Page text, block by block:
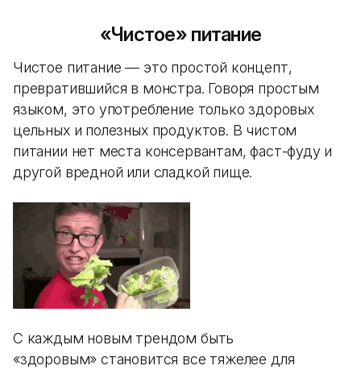
«Чистое» питание
Чистое питание — это простой концепт,
превратившийся в монстра. Говоря простым
языком, это употребление только здоровых
цельных и полезных продуктов. В чистом
питании нет места консервантам, фаст-фуду и
другой вредной или сладкой пище.
С каждым новым трендом быть
«здоровым» становится все тяжелее для